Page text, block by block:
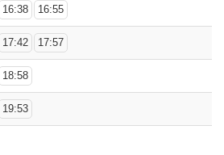
16:38 16:55
17:42 17:57
18:58
19:53